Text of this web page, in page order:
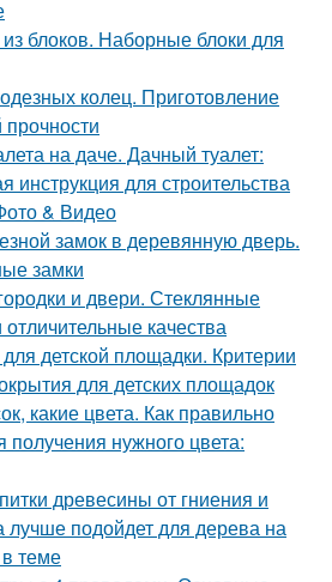
блоков. Наборные блоки для
колец. Приготовление
на даче. Дачный туалет:
инструкция для строительства
& Видео
замок в деревянную дверь.
замки
и двери. Стеклянные
качества
детской площадки. Критерии
для детских площадок
какие цвета. Как правильно
получения нужного цвета:
древесины от гниения и
лучше подойдет для дерева на
теме